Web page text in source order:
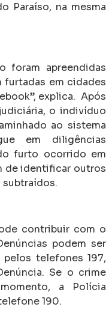
Paraíso, na mesma
foram apreendidas
furtadas em cidades
explica. Após
o indivíduo
ao sistema
em diligências
furto ocorrido em
de identificar outros
subtraídos.
contribuir com o
podem ser
pelos telefones 197,
Se o crime
a Polícia
190.